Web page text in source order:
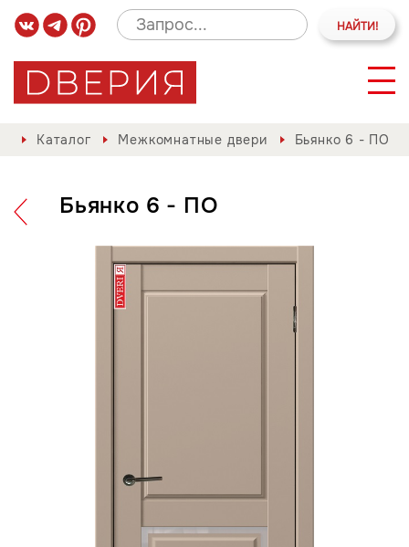
Каталог Межкомнатные двери Бьянко 6 - ПО
Бьянко 6 - ПО